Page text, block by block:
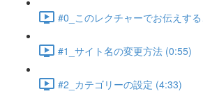
#0_このレクチャーでお伝えす
#1_サイト名の変更方法 (0:55)
#2_カテゴリーの設定 (4:33)